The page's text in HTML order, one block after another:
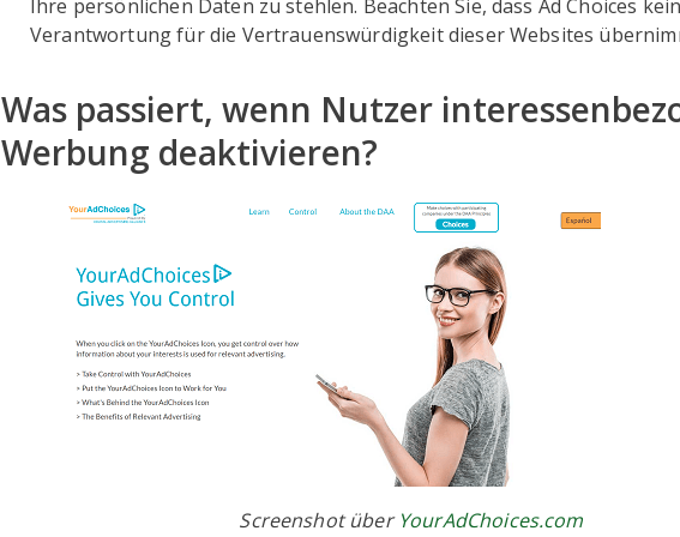
Ihre persönlichen Daten zu stehlen. Beachten Sie, dass Ad Choices
Verantwortung für die Vertrauenswürdigkeit dieser Websites
Was passiert, wenn Nutzer
Werbung deaktivieren?
Screenshot über YourAdChoices.com